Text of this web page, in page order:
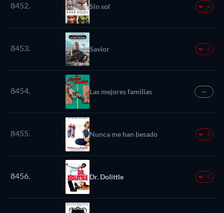
8452. Sin sol -4
8453. Savior -1
8454. Las mejores familias —
8455. Nunca me han besado -3
8456. Dr. Dolittle -3